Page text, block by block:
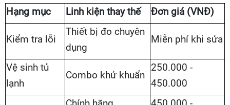
Hạng mục
Linh kiện thay thế Đơn giá (VNĐ)
Kiểm tra lỗi
Thiết bị đo chuyên
dụng
Miễn phí khi sửa
Vệ sinh tủ
lạnh
Combo khử khuẩn
250.000 -
450.000